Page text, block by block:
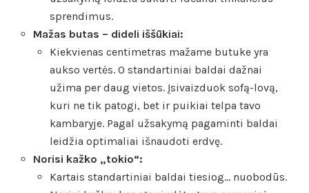
sprendimus.
Mažas butas – dideli iššūkiai:
Kiekvienas centimetras mažame butuke yra
aukso vertės. O standartiniai baldai dažnai
užima per daug vietos. Įsivaizduok sofą-lovą,
kuri ne tik patogi, bet ir puikiai telpa tavo
kambaryje. Pagal užsakymą pagaminti baldai
leidžia optimaliai išnaudoti erdvę.
Norisi kažko „tokio“:
Kartais standartiniai baldai tiesiog… nuobodūs.